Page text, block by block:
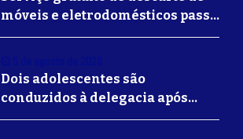
móveis e eletrodomésticos passa
a ser oferecido em Volta
Dois adolescentes são
conduzidos à delegacia após
suposta agressão a idoso em